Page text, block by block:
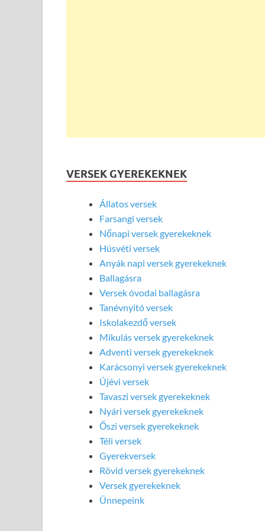
VERSEK GYEREKEKNEK
Állatos versek
Farsangi versek
Nőnapi versek gyerekeknek
Húsvéti versek
Anyák napi versek gyerekeknek
Ballagásra
Versek óvodai ballagásra
Tanévnyitó versek
Iskolakezdő versek
Mikulás versek gyerekeknek
Adventi versek gyerekeknek
Karácsonyi versek gyerekeknek
Újévi versek
Tavaszi versek gyerekeknek
Nyári versek gyerekeknek
Őszi versek gyerekeknek
Téli versek
Gyerekversek
Rövid versek gyerekeknek
Versek gyerekeknek
Ünnepeink